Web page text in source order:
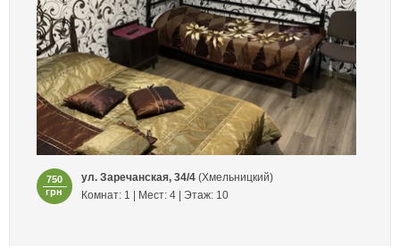
750
грн
ул. Заречанская, 34/4(Хмельницкий)
Комнат: 1 | Мест: 4 | Этаж: 10